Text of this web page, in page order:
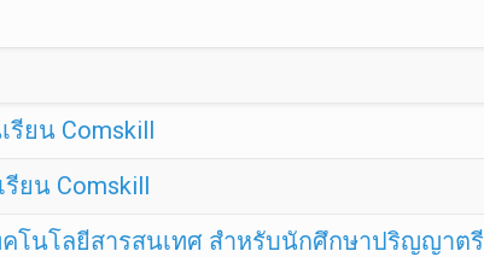
รียน Comskill
ยน Comskill
คโนโลยีสารสนเทศ สำหรับนักศึกษาปริญญาตรี